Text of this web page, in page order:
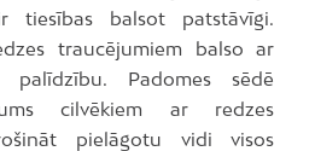
tiesības balsot patstāvīgi.
traucējumiem balso ar
palīdzību. Padomes sēdē
cilvēkiem ar redzes
pielāgotu vidi visos